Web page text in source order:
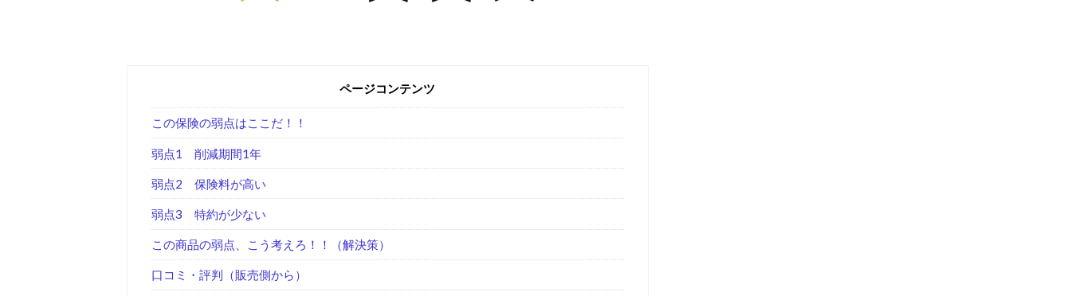
ページコンテンツ
この保険の弱点はここだ！！
弱点1 削減期間1年
弱点2 保険料が高い
弱点3 特約が少ない
この商品の弱点、こう考えろ！！（解決策）
口コミ・評判（販売側から）